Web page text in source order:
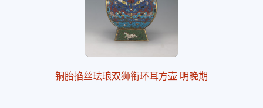
铜胎掐丝珐琅双狮衔环耳方壶 明晚期